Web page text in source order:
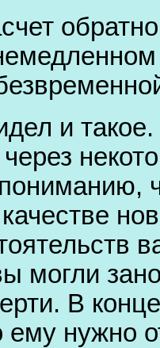
и
могли
В
нужно